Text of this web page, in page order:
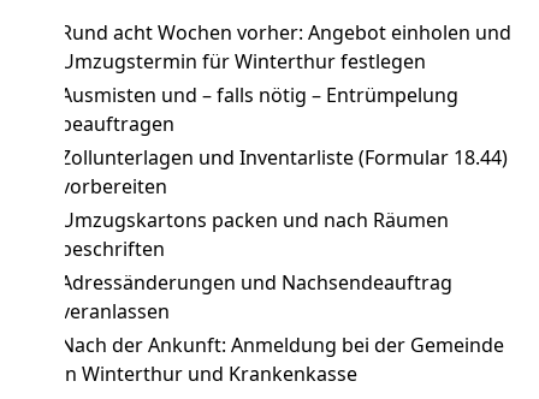
Rund acht Wochen vorher: Angebot einholen und
Umzugstermin für Winterthur festlegen
Ausmisten und – falls nötig – Entrümpelung
beauftragen
Zollunterlagen und Inventarliste (Formular 18.44)
vorbereiten
Umzugskartons packen und nach Räumen
beschriften
Adressänderungen und Nachsendeauftrag
veranlassen
Nach der Ankunft: Anmeldung bei der Gemeinde
in Winterthur und Krankenkasse